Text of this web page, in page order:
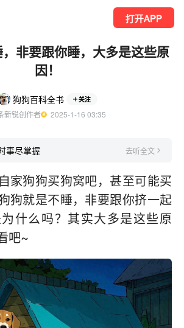
打开APP
非要跟你睡，大多是这些原
因！
狗狗百科全书 关注
新锐创作者
  2025-1-16 03:35
事尽掌握 去听全文
家狗狗买狗窝吧，甚至可能买
狗就是不睡，非要跟你挤一起
什么吗？其实大多是这些原
吧~